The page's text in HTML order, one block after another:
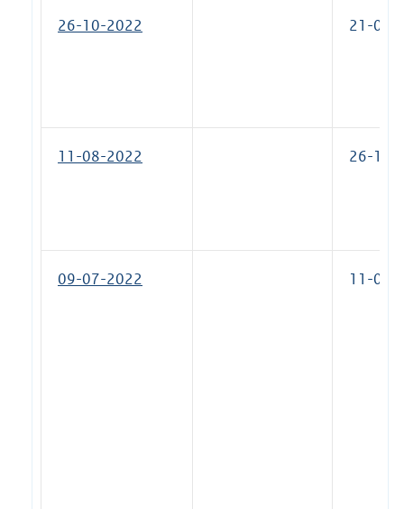
26-10-2022 21-04-
11-08-2022 26-10-
09-07-2022 11-08-